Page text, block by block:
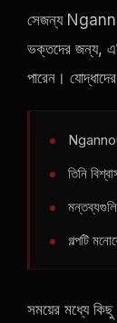
সেজন্য
ভক্তদের জন্য,
পারেন।
Ngannou
তিনি
গল্পটি
সময়ের মধ্যে